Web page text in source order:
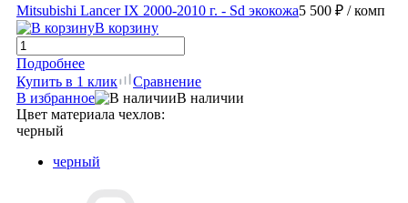
Mitsubishi Lancer IX 2000-2010 г. - Sd экокожа5 500 ₽ / комп
В корзину
Подробнее
Купить в 1 клик
Сравнение
В избранное
В наличии
Цвет материала чехлов:
черный
черный